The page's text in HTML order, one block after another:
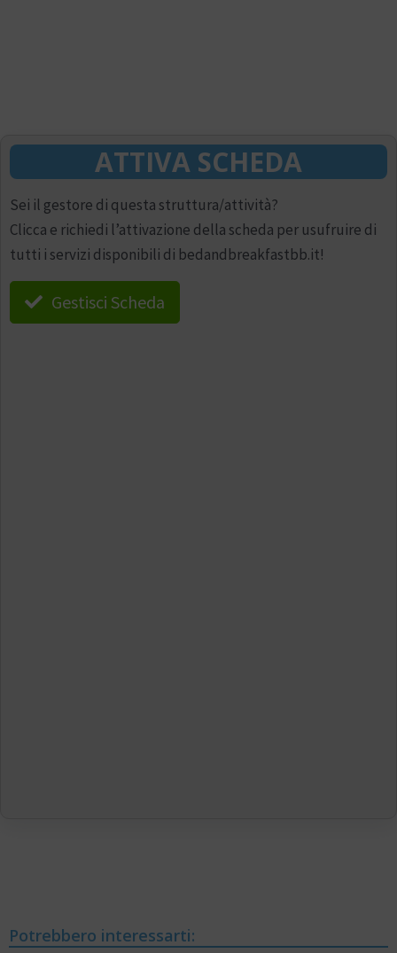
ATTIVA SCHEDA
Sei il gestore di questa struttura/attività?
Clicca e richiedi l’attivazione della scheda per usufruire di
tutti i servizi disponibili di bedandbreakfastbb.it!
Gestisci Scheda
Potrebbero interessarti: